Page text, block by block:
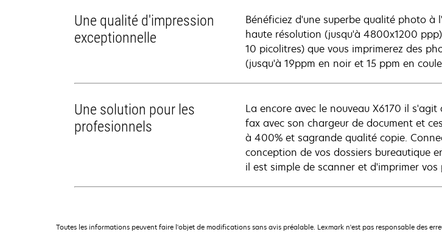
Une qualité d'impression
exceptionnelle
Bénéficiez d'une superbe qualité photo
haute résolution (jusqu'à 4800x1200
10 picolitres) que vous imprimerez des
(jusqu'à 19ppm en noir et 15 ppm en
Une solution pour les
profesionnels
La encore avec le nouveau X6170 il
fax avec son chargeur de document et
à 400% et sagrande qualité copie.
conception de vos dossiers bureautique
il est simple de scanner et d'imprimer
Toutes les informations peuvent faire l'objet de modifications sans avis préalable. Lexmark n'est pas responsable des